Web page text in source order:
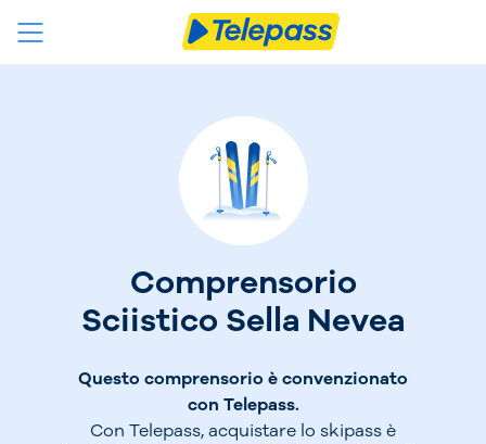
Comprensorio
Sciistico Sella Nevea
Questo comprensorio è convenzionato
con Telepass.
Con Telepass, acquistare lo skipass è